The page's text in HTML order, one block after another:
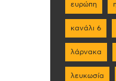
ευρώπη
κανάλι 6
λάρνακα
λευκωσία